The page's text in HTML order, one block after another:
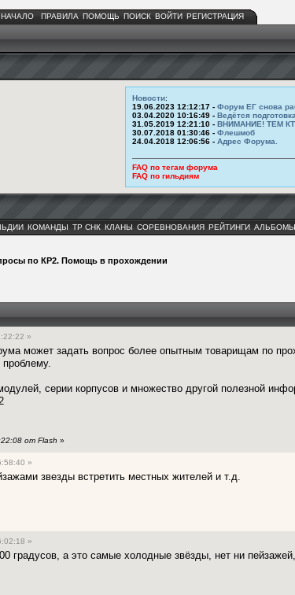
НАЧАЛО ПРАВИЛА ПОМОЩЬ ПОИСК ВОЙТИ РЕГИСТРАЦИЯ
Новости:
19.06.2023 12:12:17 - Форум ЕГ снова
03.04.2020 10:16:49 - Ведётся
31.05.2019 12:21:10 - ВНИМАНИЕ! ТЕМ
30.07.2018 01:30:46 - Флешмоб
24.04.2018 12:06:56 - Адрес Форума.
FAQ по тегам форума
FAQ по гильдиям
КОМАНДЫ ТР СНК КЛАНЫ СОРЕВНОВАНИЯ РЕЙТИНГИ АЛЬБОМЫ
по КР2. Помощь в прохождении
»
может задать вопрос более опытным товарищам по
серии корпусов и множество другой полезной
от Flash »
»
звезды встретить местных жителей и т.д.
»
градусов, а это самые холодные звёзды, нет ни